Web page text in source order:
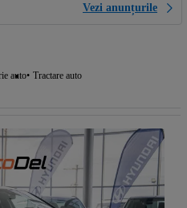
Vezi anunțurile
auto Tractare auto